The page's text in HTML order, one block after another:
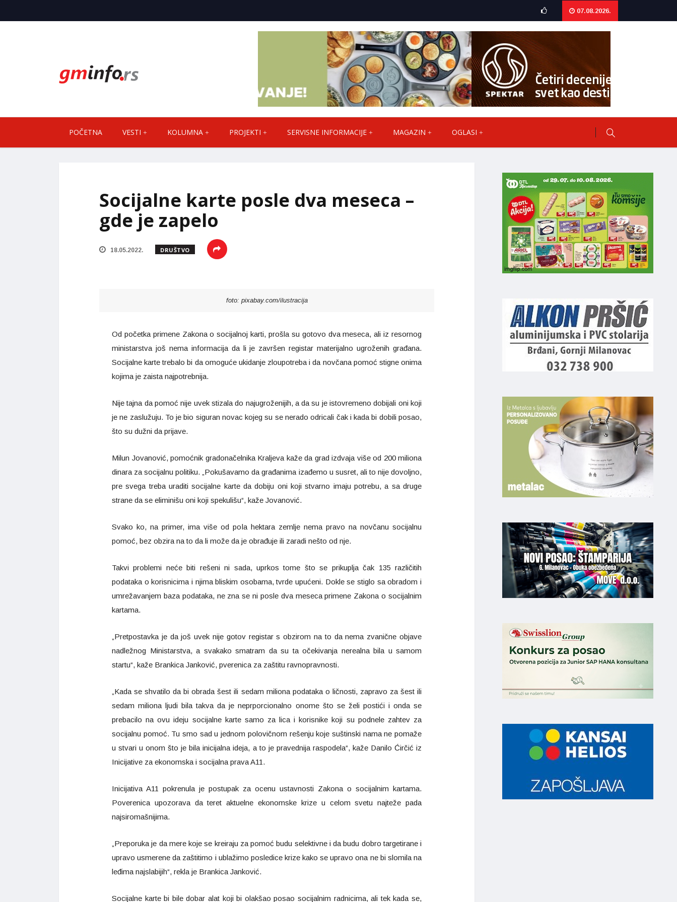
07.08.2026.
POČETNA VESTI KOLUMNA PROJEKTI SERVISNE INFORMACIJE MAGAZIN OGLASI
Socijalne karte posle dva meseca –
gde je zapelo
18.05.2022. DRUŠTVO
foto: pixabay.com/ilustracija
Od početka primene Zakona o socijalnoj karti, prošla su gotovo dva meseca, ali iz resornog
ministarstva još nema informacija da li je završen registar materijalno ugroženih građana.
Socijalne karte trebalo bi da omoguće ukidanje zloupotreba i da novčana pomoć stigne onima
kojima je zaista najpotrebnija.
Nije tajna da pomoć nije uvek stizala do najugroženijih, a da su je istovremeno dobijali oni koji
je ne zaslužuju. To je bio siguran novac kojeg su se nerado odricali čak i kada bi dobili posao,
što su dužni da prijave.
Milun Jovanović, pomoćnik gradonačelnika Kraljeva kaže da grad izdvaja više od 200 miliona
dinara za socijalnu politiku. „Pokušavamo da građanima izađemo u susret, ali to nije dovoljno,
pre svega treba uraditi socijalne karte da dobiju oni koji stvarno imaju potrebu, a sa druge
strane da se eliminišu oni koji spekulišu“, kaže Jovanović.
Svako ko, na primer, ima više od pola hektara zemlje nema pravo na novčanu socijalnu
pomoć, bez obzira na to da li može da je obrađuje ili zaradi nešto od nje.
Takvi problemi neće biti rešeni ni sada, uprkos tome što se prikuplja čak 135 različitih
podataka o korisnicima i njima bliskim osobama, tvrde upućeni. Dokle se stiglo sa obradom i
umrežavanjem baza podataka, ne zna se ni posle dva meseca primene Zakona o socijalnim
kartama.
„Pretpostavka je da još uvek nije gotov registar s obzirom na to da nema zvanične objave
nadležnog Ministarstva, a svakako smatram da su ta očekivanja nerealna bila u samom
startu“, kaže Brankica Janković, pverenica za zaštitu ravnopravnosti.
„Kada se shvatilo da bi obrada šest ili sedam miliona podataka o ličnosti, zapravo za šest ili
sedam miliona ljudi bila takva da je neprporcionalno onome što se želi postići i onda se
prebacilo na ovu ideju socijalne karte samo za lica i korisnike koji su podnele zahtev za
socijalnu pomoć. Tu smo sad u jednom polovičnom rešenju koje suštinski nama ne pomaže
u stvari u onom što je bila inicijalna ideja, a to je pravednija raspodela“, kaže Danilo Ćirčić iz
Inicijative za ekonomska i socijalna prava A11.
Inicijativa A11 pokrenula je postupak za ocenu ustavnosti Zakona o socijalnim kartama.
Poverenica upozorava da teret aktuelne ekonomske krize u celom svetu najteže pada
najsiromašnijima.
„Preporuka je da mere koje se kreiraju za pomoć budu selektivne i da budu dobro targetirane i
upravo usmerene da zaštitimo i ublažimo posledice krize kako se upravo ona ne bi slomila na
leđima najslabijih“, rekla je Brankica Janković.
Socijalne karte bi bile dobar alat koji bi olakšao posao socijalnim radnicima, ali tek kada se,